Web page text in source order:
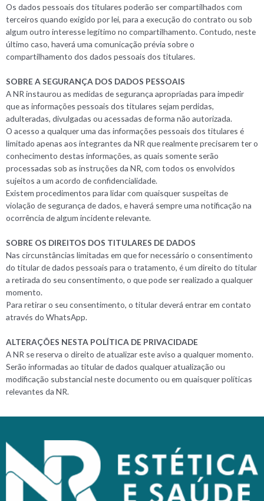
Os dados pessoais dos titulares poderão ser compartilhados com
terceiros quando exigido por lei, para a execução do contrato ou sob
algum outro interesse legítimo no compartilhamento. Contudo, neste
último caso, haverá uma comunicação prévia sobre o
compartilhamento dos dados pessoais dos titulares.
SOBRE A SEGURANÇA DOS DADOS PESSOAIS
A NR instaurou as medidas de segurança apropriadas para impedir
que as informações pessoais dos titulares sejam perdidas,
adulteradas, divulgadas ou acessadas de forma não autorizada.
O acesso a qualquer uma das informações pessoais dos titulares é
limitado apenas aos integrantes da NR que realmente precisarem ter o
conhecimento destas informações, as quais somente serão
processadas sob as instruções da NR, com todos os envolvidos
sujeitos a um acordo de confidencialidade.
Existem procedimentos para lidar com quaisquer suspeitas de
violação de segurança de dados, e haverá sempre uma notificação na
ocorrência de algum incidente relevante.
SOBRE OS DIREITOS DOS TITULARES DE DADOS
Nas circunstâncias limitadas em que for necessário o consentimento
do titular de dados pessoais para o tratamento, é um direito do titular
a retirada do seu consentimento, o que pode ser realizado a qualquer
momento.
Para retirar o seu consentimento, o titular deverá entrar em contato
através do WhatsApp.
ALTERAÇÕES NESTA POLÍTICA DE PRIVACIDADE
A NR se reserva o direito de atualizar este aviso a qualquer momento.
Serão informadas ao titular de dados qualquer atualização ou
modificação substancial neste documento ou em quaisquer políticas
relevantes da NR.